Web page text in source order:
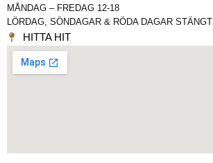
MÅNDAG – FREDAG 12-18
LÖRDAG, SÖNDAGAR & RÖDA DAGAR STÄNGT
HITTA HIT